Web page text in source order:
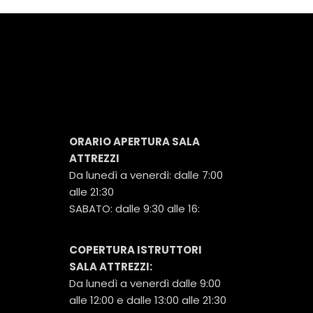
ORARIO APERTURA SALA
ATTREZZI
Da lunedì a venerdì: dalle 7:00
alle 21:30
SABATO: dalle 9:30 alle 16:
COPERTURA ISTRUTTORI
SALA ATTREZZI:
Da lunedì a venerdì dalle 9:00
alle 12:00 e dalle 13:00 alle 21:30